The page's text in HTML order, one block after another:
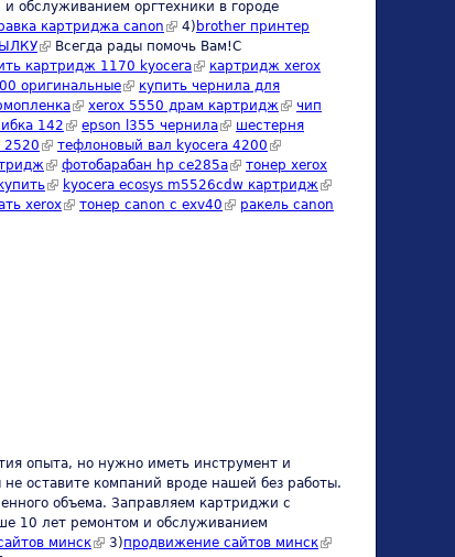
обслуживанием оргтехники в городе
картриджа canon (link is external)
4) brother принтер
(link is external)
Всегда рады помочь Вам!С
external)
картридж 1170 kyocera(link is external)
картридж xerox
оригинальные(link is external)
купить чернила для
(link is external)
xerox 5550 драм картридж(link is
external)
чип
142 (link is external)
epson l355 чернила(link is external)
шестерня
2520 (link is external)
тефлоновый вал kyocera 4200 (link is external)
(link is external)
фотобарабан hp ce285a(link is external)
тонер xerox
(link is external)
kyocera ecosys m5526cdw картридж(link is
external)
xerox(link is external)
тонер canon c exv40 (link is external)
ракель canon
опыта, но нужно иметь инструмент и
оставите компаний вроде нашей без работы.
объема. Заправляем картриджи с
10 лет ремонтом и обслуживанием
минск(link is external)
3)продвижение сайтов минск(link is